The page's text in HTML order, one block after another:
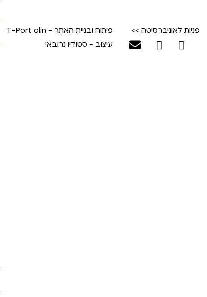
פיתוח ובניית האתר - T-Port olin
עיצוב - סטודיו נרובאי
פניות לאוניברסיטה >>